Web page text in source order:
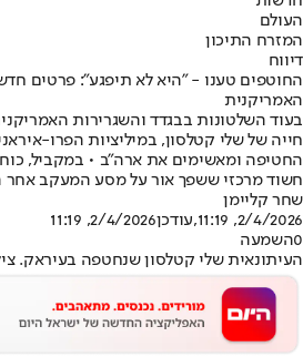
העולם
המזרח התיכון
דיווח
החוטפים טענו - "היא לא תיפגע": פרטים
האמריקנית
בעוד השלטונות בבגדד והשגרירות
חייה של שלי קטלסון, במיליציות הפרו-
החטיפה ומאשימים את ארה"ב • במקביל,
חשוד מרכזי ששפך אור על מסע המעקב אחר
שחר קליימן
2/4/2026, 11:19
,עודכן2/4/2026, 11:19
0השמעה
העיתונאית שלי קטלסון שנחטפה בעיראק.